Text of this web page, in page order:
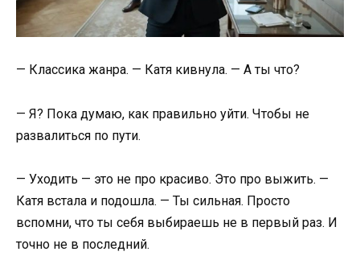
— Классика жанра. — Катя кивнула. — А ты что?
— Я? Пока думаю, как правильно уйти. Чтобы не
развалиться по пути.
— Уходить — это не про красиво. Это про выжить. —
Катя встала и подошла. — Ты сильная. Просто
вспомни, что ты себя выбираешь не в первый раз. И
точно не в последний.